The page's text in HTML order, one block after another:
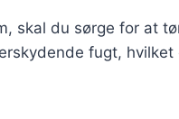
skal du sørge for at
fugt,